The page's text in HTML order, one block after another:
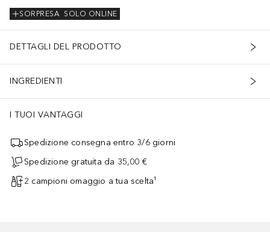
SOLO ONLINE
SORPRESA
DETTAGLI DEL PRODOTTO
INGREDIENTI
I TUOI VANTAGGI
Spedizione consegna entro 3/6 giorni
Spedizione gratuita da 35,00 €
2 campioni omaggio a tua scelta¹